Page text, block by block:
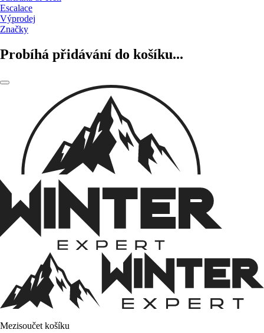
Escalace
Výprodej
Značky
Probíhá přidávání do košíku...
Mezisoučet košíku